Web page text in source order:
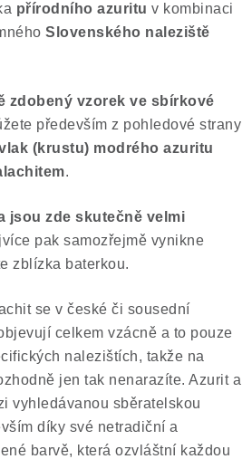
kamenů
od smlouvy
přírodního azuritu v kombinaci
Slovenského naleziště
zdobený vzorek ve sbírkové
především z pohledové strany
(krustu) modrého azuritu
.
jsou zde skutečně velmi
pak samozřejmě vynikne
zblízka baterkou.
se v české či sousední
celkem vzácně a to pouze
nalezištích, takže na
jen tak nenarazíte. Azurit a
vyhledávanou sběratelskou
díky své netradiční a
barvě, která ozvláštní každou